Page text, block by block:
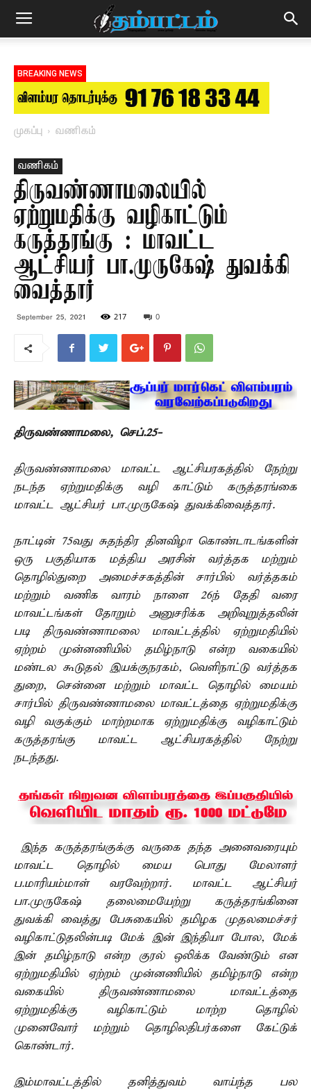
BREAKING NEWS
முகப்பு வணிகம்
வணிகம்
திருவண்ணாமலையில்
ஏற்றுமதிக்கு வழிகாட்டும்
கருத்தரங்கு : மாவட்ட
ஆட்சியர் பா.முருகேஷ் துவக்கி
வைத்தார்
September 25, 2021 217 0
திருவண்ணாமலை, செப்.25-
திருவண்ணாமலை மாவட்ட ஆட்சியரகத்தில் நேற்று
நடந்த ஏற்றுமதிக்கு வழி காட்டும் கருத்தரங்கை
மாவட்ட ஆட்சியர் பா.முருகேஷ் துவக்கிவைத்தார்.
நாட்டின் 75வது சுதந்திர தினவிழா கொண்டாடங்களின்
ஒரு பகுதியாக மத்திய அரசின் வர்த்தக மற்றும்
தொழில்துறை அமைச்சகத்தின் சார்பில் வர்த்தகம்
மற்றும் வணிக வாரம் நாளை 26ந் தேதி வரை
மாவட்டங்கள் தோறும் அனுசரிக்க அறிவுறுத்தலின்
படி திருவண்ணாமலை மாவட்டத்தில் ஏற்றுமதியில்
ஏற்றம் முன்னணியில் தமிழ்நாடு என்ற வகையில்
மண்டல கூடுதல் இயக்குநரகம், வெளிநாட்டு வர்த்தக
துறை, சென்னை மற்றும் மாவட்ட தொழில் மையம்
சார்பில் திருவண்ணாமலை மாவட்டத்தை ஏற்றுமதிக்கு
வழி வகுக்கும் மாற்றமாக ஏற்றுமதிக்கு வழிகாட்டும்
கருத்தரங்கு மாவட்ட ஆட்சியரகத்தில் நேற்று
நடந்தது.
இந்த கருத்தரங்குக்கு வருகை தந்த அனைவரையும்
மாவட்ட தொழில் மைய பொது மேலாளர்
ப.மாரியம்மாள் வரவேற்றார். மாவட்ட ஆட்சியர்
பா.முருகேஷ் தலைமையேற்று கருத்தரங்கினை
துவக்கி வைத்து பேசுகையில் தமிழக முதலமைச்சர்
வழிகாட்டுதலின்படி மேக் இன் இந்தியா போல, மேக்
இன் தமிழ்நாடு என்ற குரல் ஒலிக்க வேண்டும் என
ஏற்றுமதியில் ஏற்றம் முன்னணியில் தமிழ்நாடு என்ற
வகையில் திருவண்ணாமலை மாவட்டத்தை
ஏற்றுமதிக்கு வழிகாட்டும் மாற்ற தொழில்
முனைவோர் மற்றும் தொழிலதிபர்களை கேட்டுக்
கொண்டார்.
இம்மாவட்டத்தில் தனித்துவம் வாய்ந்த பல